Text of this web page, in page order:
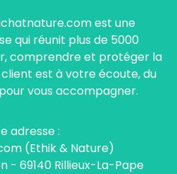
est une
qui réunit plus de 5000
comprendre et protéger la
est à votre écoute, du
vous accompagner.
adresse :
(Ethik & Nature)
- 69140 Rillieux-La-Pape